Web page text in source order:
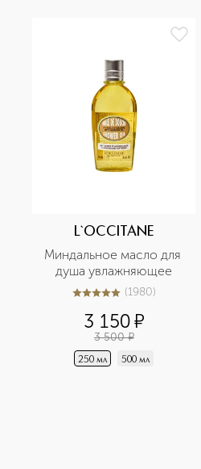
L`OCCITANE
Миндальное масло для
душа увлажняющее
5из 51980 (1980)
3 150¤
3 500 ¤
250 мл 500 мл